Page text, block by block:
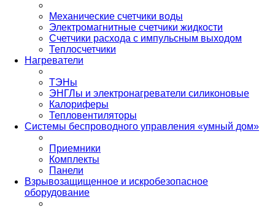
Механические счетчики воды
Электромагнитные счетчики жидкости
Счетчики расхода с импульсным выходом
Теплосчетчики
Нагреватели
ТЭНы
ЭНГЛы и электронагреватели силиконовые
Калориферы
Тепловентиляторы
Системы беспроводного управления «умный дом»
Приемники
Комплекты
Панели
Взрывозащищенное и искробезопасное
оборудование